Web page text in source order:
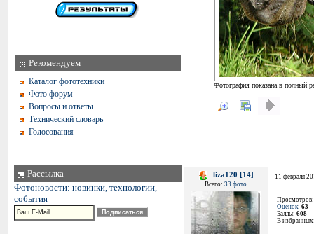
Рекомендуем
Каталог фототехники
Фото форум
Вопросы и ответы
Технический словарь
Голосования
Рассылка
Фотоновости: новинки, технологии,
события
Фотография показана в полный
liza120 [14]
Всего: 33 фото
11 февраля
Оценок: 63
Баллы: 608
В